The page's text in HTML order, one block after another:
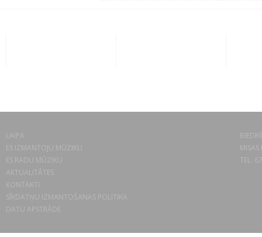
LAIPA
ES IZMANTOJU MŪZIKU
ES RADU MŪZIKU
AKTUALITĀTES
KONTAKTI
SĪKDATŅU IZMANTOŠANAS POLITIKA
DATU APSTRĀDE
TEL.